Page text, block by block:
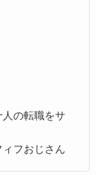
人の転職をサ
ィフおじさん